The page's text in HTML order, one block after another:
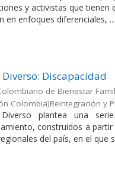
y activistas que
en enfoques diferenciales, ...
Discapacidad
de Bienestar
Colombia)Reintegración y
Diverso plantea una
construidos a
del país, en el que